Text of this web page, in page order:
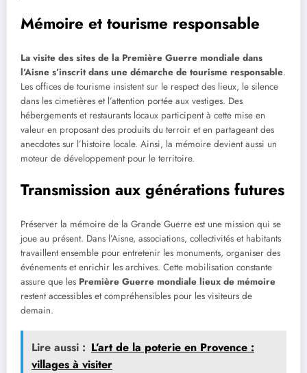
Mémoire et tourisme responsable
La visite des sites de la Première Guerre mondiale dans
l’Aisne s’inscrit dans une démarche de tourisme responsable.
Les offices de tourisme insistent sur le respect des lieux, le silence
dans les cimetières et l’attention portée aux vestiges. Des
hébergements et restaurants locaux participent à cette mise en
valeur en proposant des produits du terroir et en partageant des
anecdotes sur l’histoire locale. Ainsi, la mémoire devient aussi un
moteur de développement pour le territoire.
Transmission aux générations futures
Préserver la mémoire de la Grande Guerre est une mission qui se
joue au présent. Dans l’Aisne, associations, collectivités et habitants
travaillent ensemble pour entretenir les monuments, organiser des
événements et enrichir les archives. Cette mobilisation constante
assure que les Première Guerre mondiale lieux de mémoire
restent accessibles et compréhensibles pour les visiteurs de
demain.
Lire aussi : L’art de la poterie en Provence :
villages à visiter